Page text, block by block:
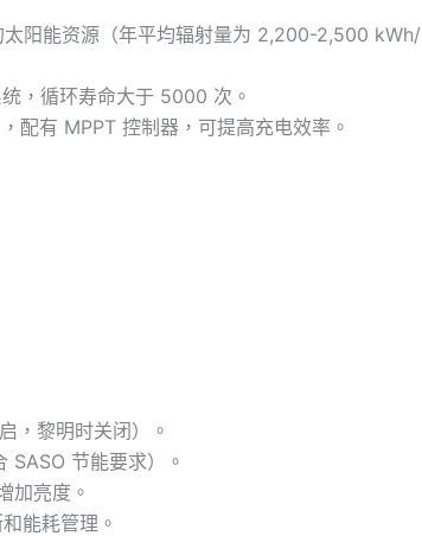
阳能资源（年平均辐射量为 2,200-2,500
，循环寿命大于 5000 次。
配有 MPPT 控制器，可提高充电效率。
，黎明时关闭）。
SASO 节能要求）。
加亮度。
能耗管理。